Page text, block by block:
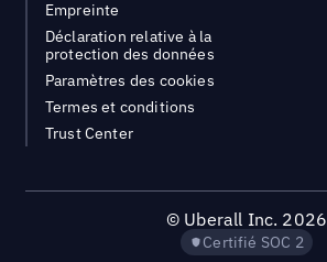
Empreinte
Déclaration relative à la
protection des données
Paramètres des cookies
Termes et conditions
Trust Center
© Uberall Inc. 2026
Certifié SOC 2